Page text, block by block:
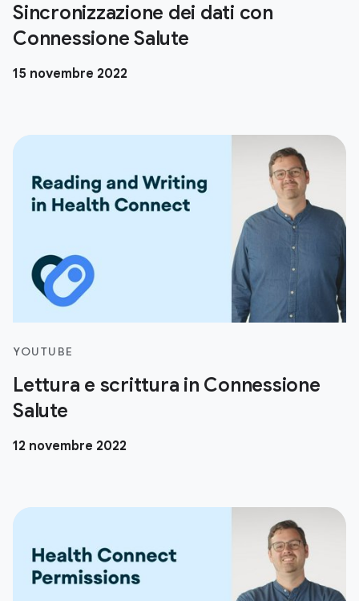
Sincronizzazione dei dati con
Connessione Salute
15 novembre 2022
YOUTUBE
Lettura e scrittura in Connessione
Salute
12 novembre 2022